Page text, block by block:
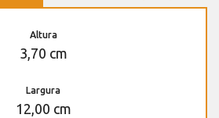
Altura
3,70 cm
Largura
12,00 cm